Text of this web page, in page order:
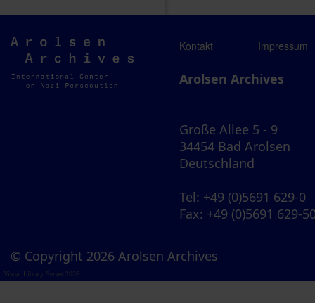
Arolsen
Archives
Kontakt Impressum
Arolsen Archives
Große Allee 5 - 9
34454 Bad Arolsen
Deutschland
Tel: +49 (0)5691 629-0
Fax: +49 (0)5691 629-
© Copyright 2026 Arolsen Archives
Visual Library Server 2026